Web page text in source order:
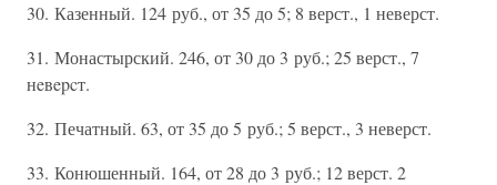
30. Казенный. 124 руб., от 35 до 5; 8 верст., 1 неверст.
31. Монастырский. 246, от 30 до 3 руб.; 25 верст., 7
нeвepcт.
32. Печатный. 63, от 35 до 5 руб.; 5 верст., 3 неверст.
33. Конюшенный. 164, от 28 до 3 руб.; 12 верст. 2